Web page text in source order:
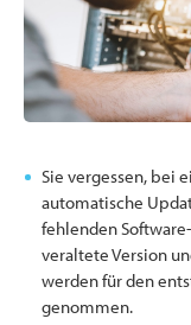
Sie vergessen, bei
automatische
fehlenden
veraltete Version
werden für den
genommen.